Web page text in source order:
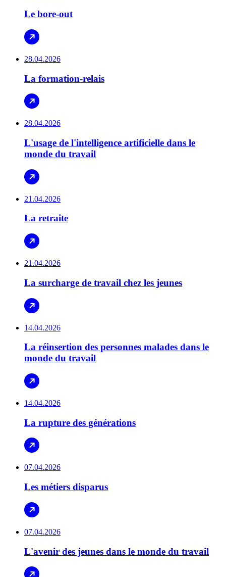
Le bore-out
28.04.2026
La formation-relais
28.04.2026
L'usage de l'intelligence artificielle dans le
monde du travail
21.04.2026
La retraite
21.04.2026
La surcharge de travail chez les jeunes
14.04.2026
La réinsertion des personnes malades dans le
monde du travail
14.04.2026
La rupture des générations
07.04.2026
Les métiers disparus
07.04.2026
L'avenir des jeunes dans le monde du travail